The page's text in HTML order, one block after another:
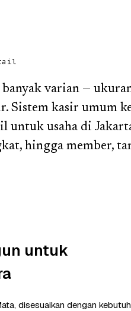
varian —
Sistem kasir umum
untuk usaha di
hingga member,
untuk
disesuaikan dengan